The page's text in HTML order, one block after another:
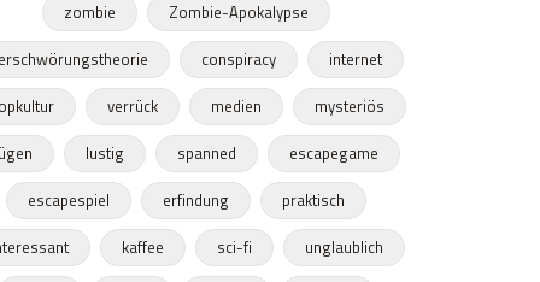
zombie
Zombie-Apokalypse
conspiracy
internet
verrück medien
mysteriös
lustig spanned
escapegame
escapespiel
erfindung
praktisch
kaffee sci-fi unglaublich